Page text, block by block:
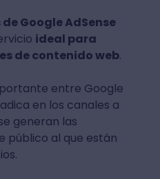
Google AdSense
ideal para
de contenido web.
entre Google
en los canales a
generan las
público al que están